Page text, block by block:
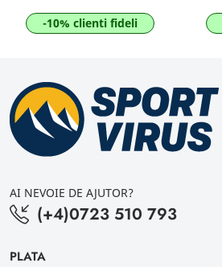
-10% clienti fideli
AI NEVOIE DE AJUTOR?
(+4)0723 510 793
PLATA